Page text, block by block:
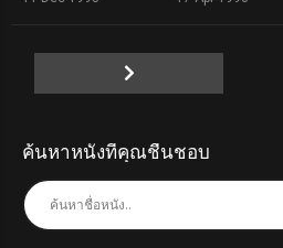
ค้นหาหนังที่คุณชื่นชอบ